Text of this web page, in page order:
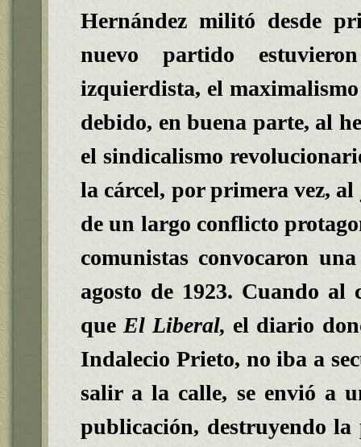
Hernández militó desde
nuevo partido
izquierdista, el
debido, en buena parte, al
el sindicalismo
la cárcel, por primera vez,
de un largo conflicto
comunistas convocaron
agosto de 1923. Cuando al
que El Liberal, el diario
Indalecio Prieto, no iba a
salir a la calle, se envió a
publicación, destruyendo